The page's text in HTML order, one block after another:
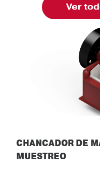
Ver
CHANCADOR DE
MUESTREO